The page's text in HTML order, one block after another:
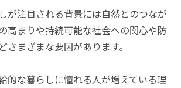
が注目される背景には自然とのつなが
高まりや持続可能な社会への関心や防
さまざまな要因があります。
的な暮らしに憧れる人が増えている理